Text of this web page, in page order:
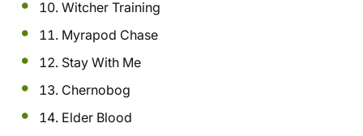
10. Witcher Training
11. Myrapod Chase
12. Stay With Me
13. Chernobog
14. Elder Blood